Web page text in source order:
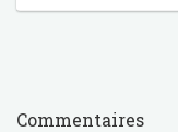
Commentaires